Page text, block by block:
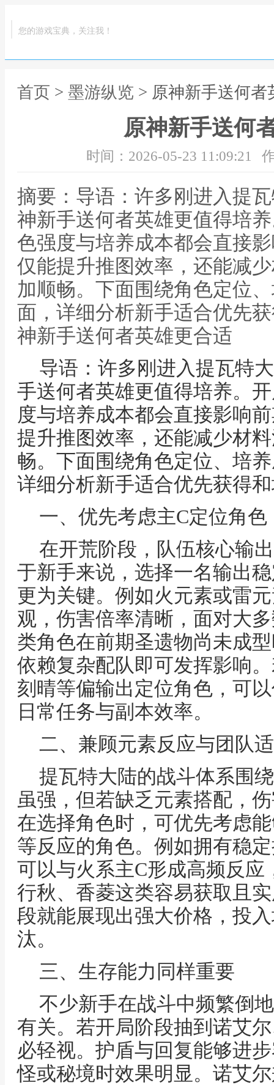
您的游戏宝典，关注我！
首页 > 墨游纵览 > 原神新手送何者
原神新手送何
时间：2026-05-23 11:09:21
摘要：导语：许多刚进入提
神新手送何者英雄更值得培
色强度与培养成本都会直接
仅能提升推图效率，还能减
加顺畅。下面围绕角色定位
面，详细分析新手适合优先
神新手送何者英雄更合适
导语：许多刚进入提瓦特
手送何者英雄更值得培养。
度与培养成本都会直接影响
提升推图效率，还能减少材
畅。下面围绕角色定位、培
详细分析新手适合优先获得
一、优先考虑主C定位角色
在开荒阶段，队伍核心输
于新手来说，选择一名输出
更为关键。例如火元素或雷
观，伤害倍率清晰，面对大
类角色在前期圣遗物尚未成
依赖复杂配队即可发挥影响
刻晴等偏输出定位角色，可
日常任务与副本效率。
二、兼顾元素反应与团队
提瓦特大陆的战斗体系围
虽强，但若缺乏元素搭配，
在选择角色时，可优先考虑
等反应的角色。例如拥有稳
可以与火系主C形成高频反
行秋、香菱这类容易获取且
段就能展现出强大价格，投
汰。
三、生存能力同样重要
不少新手在战斗中频繁倒
有关。若开局阶段抽到诺艾
必轻视。护盾与回复能够进
怪或秘境时效果明显。诺艾